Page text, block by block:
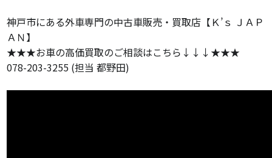
神戸市にある外車専門の中古車販売・買取店【Ｋ’ｓ ＪＡＰ
ＡＮ】
★★★お車の高価買取のご相談はこちら↓↓↓★★★
078-203-3255 (担当 都野田)